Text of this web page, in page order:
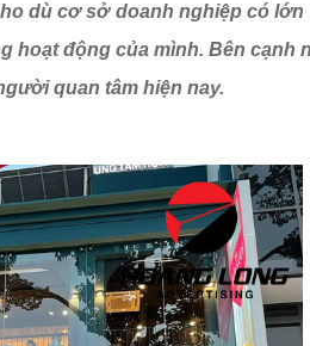
dù cơ sở doanh nghiệp có lớn
hoạt động của mình. Bên cạnh
quan tâm hiện nay.